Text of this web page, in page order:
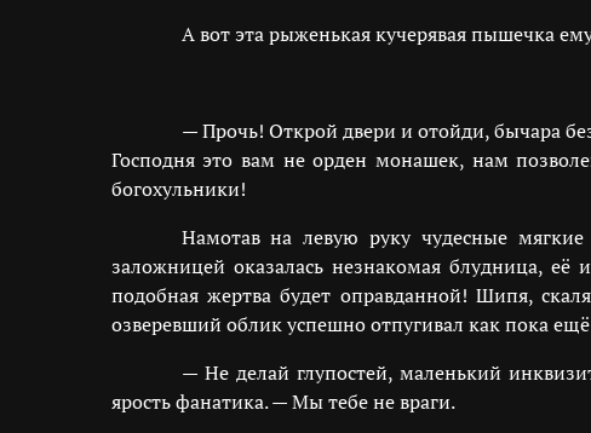
А вот эта рыженькая кучерявая пышечка
— Прочь! Открой двери и отойди, бычара
Господня это вам не орден монашек, нам
богохульники!
Намотав на левую руку чудесные
заложницей оказалась незнакомая блудница, её
подобная жертва будет оправданной! Шипя,
озверевший облик успешно отпугивал как пока
— Не делай глупостей, маленький
ярость фанатика. — Мы тебе не враги.